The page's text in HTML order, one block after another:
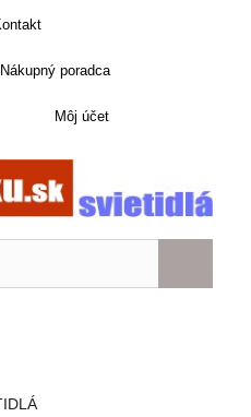
Nákupný poradca
Môj účet